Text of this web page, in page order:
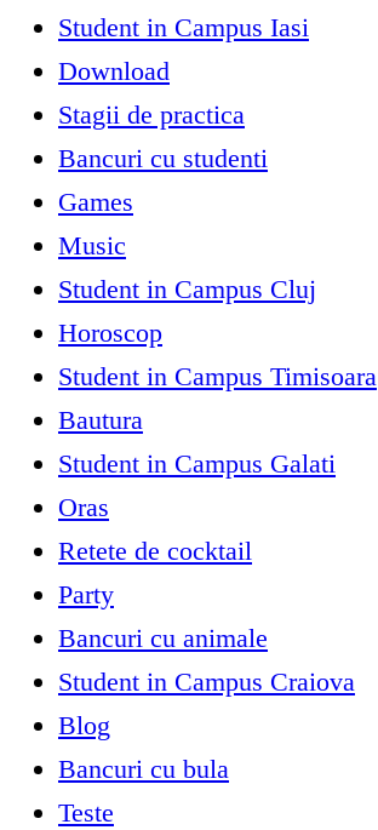
Student in Campus Iasi
Download
Stagii de practica
Bancuri cu studenti
Games
Music
Student in Campus Cluj
Horoscop
Student in Campus Timisoara
Bautura
Student in Campus Galati
Oras
Retete de cocktail
Party
Bancuri cu animale
Student in Campus Craiova
Blog
Bancuri cu bula
Teste